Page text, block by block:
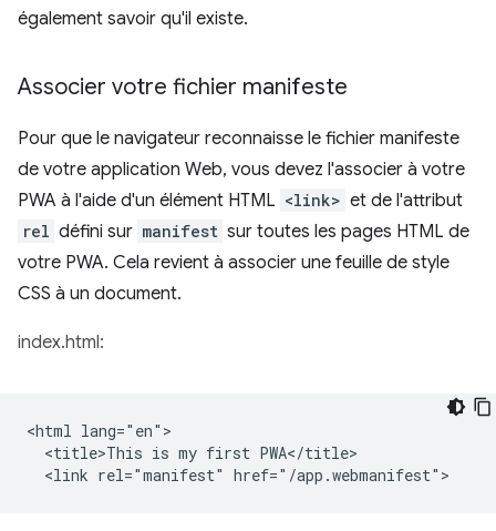
également savoir qu'il existe.
Associer votre fichier manifeste
Pour que le navigateur reconnaisse le fichier manifeste
de votre application Web, vous devez l'associer à votre
PWA à l'aide d'un élément HTML <link> et de l'attribut
rel défini sur manifest sur toutes les pages HTML de
votre PWA. Cela revient à associer une feuille de style
CSS à un document.
index.html:
<html lang="en">
  <title>This is my first PWA</title>